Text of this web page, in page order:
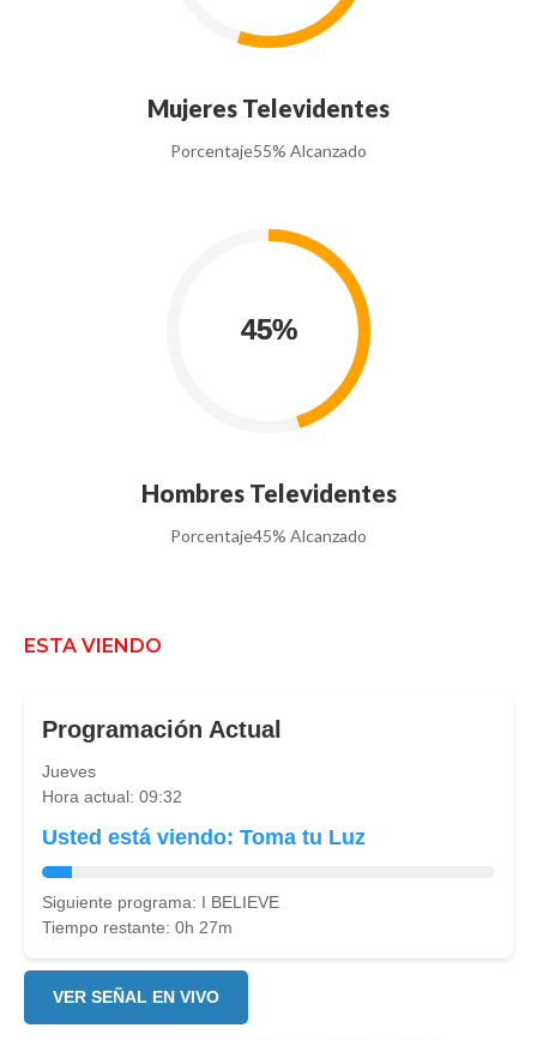
Mujeres Televidentes
Porcentaje55% Alcanzado
Hombres Televidentes
Porcentaje45% Alcanzado
ESTA VIENDO
Programación Actual
Jueves
Hora actual: 09:32
Usted está viendo: Toma tu Luz
Siguiente programa: I BELIEVE
Tiempo restante: 0h 27m
VER SEÑAL EN VIVO